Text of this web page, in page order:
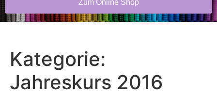
Zum Online Shop
Kategorie:
Jahreskurs 2016